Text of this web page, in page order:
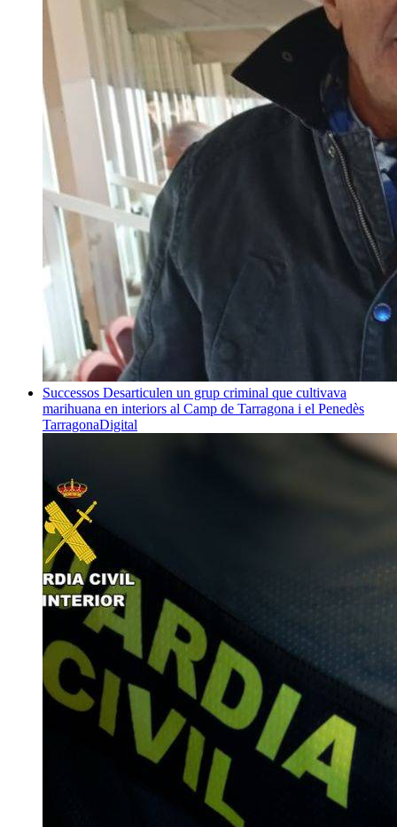
Successos Desarticulen un grup criminal que cultivava
marihuana en interiors al Camp de Tarragona i el Penedès
TarragonaDigital